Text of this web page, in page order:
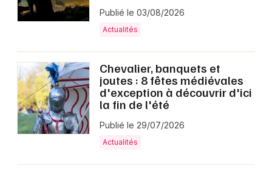
Publié le 03/08/2026
Actualités
Chevalier, banquets et
joutes : 8 fêtes médiévales
d'exception à découvrir d'ici
la fin de l'été
Publié le 29/07/2026
Actualités